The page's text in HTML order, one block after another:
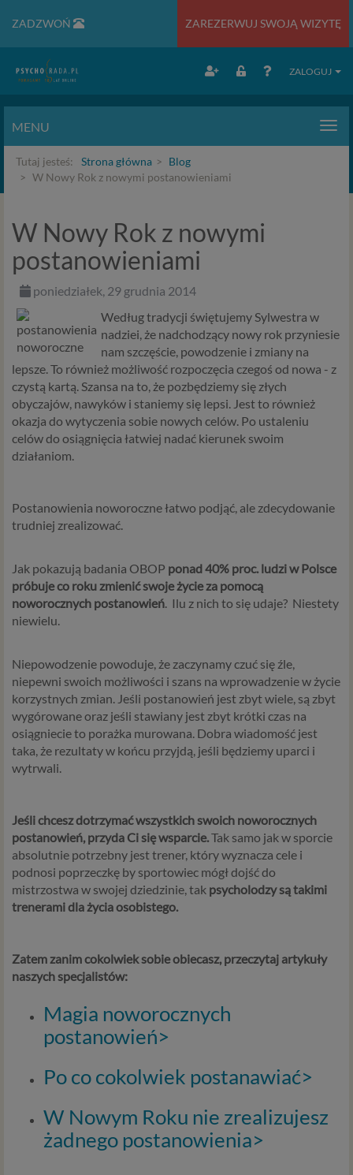
ZADZWOŃ ZAREZERWUJ SWOJĄ WIZYTĘ
ZALOGUJ
MENU
Tutaj jesteś: Strona główna
Blog
W Nowy Rok z nowymi postanowieniami
W Nowy Rok z nowymi
postanowieniami
poniedziałek, 29 grudnia 2014
Według tradycji świętujemy Sylwestra w
nadziei, że nadchodzący nowy rok przyniesie
nam szczęście, powodzenie i zmiany na
lepsze. To również możliwość rozpoczęcia czegoś od nowa - z
czystą kartą. Szansa na to, że pozbędziemy się złych
obyczajów, nawyków i staniemy się lepsi. Jest to również
okazja do wytyczenia sobie nowych celów. Po ustaleniu
celów do osiągnięcia łatwiej nadać kierunek swoim
działaniom.
Postanowienia noworoczne łatwo podjąć, ale zdecydowanie
trudniej zrealizować.
Jak pokazują badania OBOP ponad 40% proc. ludzi w Polsce
próbuje co roku zmienić swoje życie za pomocą
noworocznych postanowień. Ilu z nich to się udaje? Niestety
niewielu.
Niepowodzenie powoduje, że zaczynamy czuć się źle,
niepewni swoich możliwości i szans na wprowadzenie w życie
korzystnych zmian. Jeśli postanowień jest zbyt wiele, są zbyt
wygórowane oraz jeśli stawiany jest zbyt krótki czas na
osiągniecie to porażka murowana. Dobra wiadomość jest
taka, że rezultaty w końcu przyjdą, jeśli będziemy uparci i
wytrwali.
Jeśli chcesz dotrzymać wszystkich swoich noworocznych
postanowień, przyda Ci się wsparcie.Tak samo jak w sporcie
absolutnie potrzebny jest trener, który wyznacza cele i
podnosi poprzeczkę by sportowiec mógł dojść do
mistrzostwa w swojej dziedzinie, tak psycholodzy są takimi
trenerami dla życia osobistego.
Zatem zanim cokolwiek sobie obiecasz, przeczytaj artykuły
naszych specjalistów:
Magia noworocznych
postanowień>
Po co cokolwiek postanawiać>
W Nowym Roku nie zrealizujesz
żadnego postanowienia>